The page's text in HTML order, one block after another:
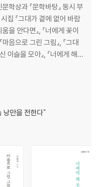
학상과 『문학바탕』 동시 부
집 『그대가 곁에 없어 바람
을 안다면』, 『너에게 꽃이
마음으로 그린 그림』, 『그대
이슬을 모아』, 『너에게 해
홉 권의 시집을 펴냈다. 다양
스트셀러에 올랐다. 시인의
낭만을 전한다"